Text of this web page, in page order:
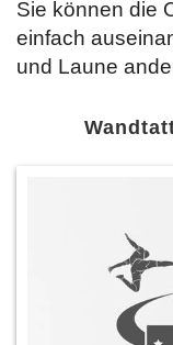
Sie können die
einfach
und Laune